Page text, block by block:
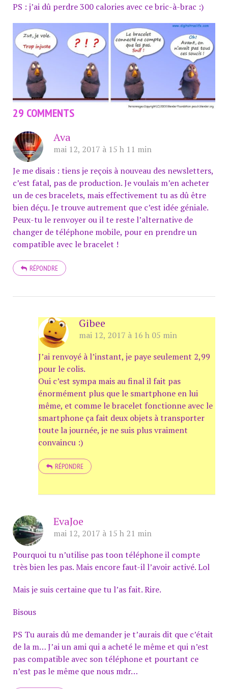
PS : j’ai dû perdre 300 calories avec ce bric-à-brac :)
29 COMMENTS
Ava
mai 12, 2017 à 15 h 11 min
Je me disais : tiens je reçois à nouveau des newsletters,
c’est fatal, pas de production. Je voulais m’en acheter
un de ces bracelets, mais effectivement tu as dû être
bien déçu. Je trouve autrement que c’est idée géniale.
Peux-tu le renvoyer ou il te reste l’alternative de
changer de téléphone mobile, pour en prendre un
compatible avec le bracelet !
RÉPONDRE
Gibee
mai 12, 2017 à 16 h 05 min
J’ai renvoyé à l’instant, je paye seulement 2,99
pour le colis.
Oui c’est sympa mais au final il fait pas
énormément plus que le smartphone en lui
même, et comme le bracelet fonctionne avec le
smartphone ça fait deux objets à transporter
toute la journée, je ne suis plus vraiment
convaincu :)
RÉPONDRE
EvaJoe
mai 12, 2017 à 15 h 21 min
Pourquoi tu n’utilise pas toon téléphone il compte
très bien les pas. Mais encore faut-il l’avoir activé. Lol
Mais je suis certaine que tu l’as fait. Rire.
Bisous
PS Tu aurais dû me demander je t’aurais dit que c’était
de la m… J’ai un ami qui a acheté le même et qui n’est
pas compatible avec son téléphone et pourtant ce
n’est pas le même que nous mdr…